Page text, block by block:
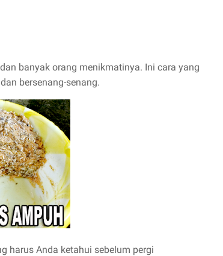
banyak orang menikmatinya. Ini cara yang
bersenang-senang.
harus Anda ketahui sebelum pergi